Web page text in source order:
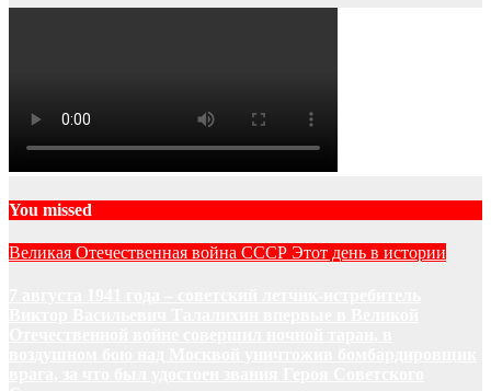
You missed
Великая Отечественная война СССР Этот день в истории